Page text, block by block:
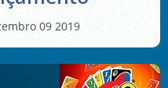
09 2019